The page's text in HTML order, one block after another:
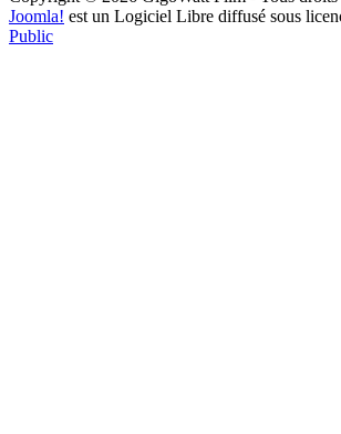
Joomla! est un Logiciel Libre diffusé sous
Public